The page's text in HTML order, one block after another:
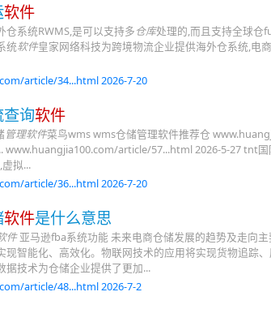
软件
仓系统RWMS,是可以支持多仓库处理的,而且支持全球仓
统软件皇家网络科技为跨境物流企业提供海外仓系统,电
article/34...html 2026-7-20
询软件
管理软件菜鸟wms wms仓储管理软件推荐仓
www.huangjia100.com/article/57...html 2026-5-27 tnt
拟...
article/36...html 2026-7-20
软件是什么意思
件亚马逊fba系统功能 未来电商仓储发展的趋势及走向
现智能化、高效化。物联网技术的应用将实现货物追踪
据技术为仓储企业提供了更加...
article/48...html 2026-7-2